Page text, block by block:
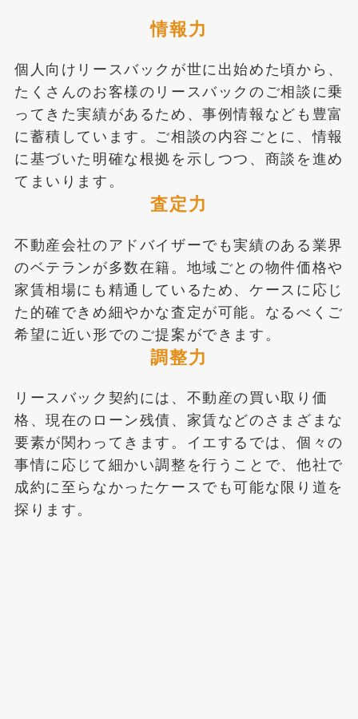
情報力
個人向けリースバックが世に出始めた頃から、
たくさんのお客様のリースバックのご相談に乗
ってきた実績があるため、事例情報なども豊富
に蓄積しています。ご相談の内容ごとに、情報
に基づいた明確な根拠を示しつつ、商談を進め
てまいります。
査定力
不動産会社のアドバイザーでも実績のある業界
のベテランが多数在籍。地域ごとの物件価格や
家賃相場にも精通しているため、ケースに応じ
た的確できめ細やかな査定が可能。なるべくご
希望に近い形でのご提案ができます。
調整力
リースバック契約には、不動産の買い取り価
格、現在のローン残債、家賃などのさまざまな
要素が関わってきます。イエするでは、個々の
事情に応じて細かい調整を行うことで、他社で
成約に至らなかったケースでも可能な限り道を
探ります。